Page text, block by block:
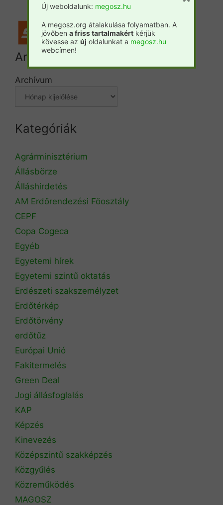
Archívum
Archívum
Kategóriák
Agrárminisztérium
Állásbörze
Álláshirdetés
AM Erdőrendezési Főosztály
CEPF
Copa Cogeca
Egyéb
Egyetemi hírek
Egyetemi szintű oktatás
Erdészeti szakszemélyzet
Erdőtérkép
Erdőtörvény
erdőtűz
Európai Unió
Fakitermelés
Green Deal
Jogi állásfoglalás
KAP
Képzés
Kinevezés
Középszintű szakképzés
Közgyűlés
Közreműködés
MAGOSZ
Új weboldalunk: megosz.hu
A megosz.org átalakulása folyamatban. A
jövőben a friss tartalmakért kérjük
kövesse az új oldalunkat a megosz.hu
webcímen!